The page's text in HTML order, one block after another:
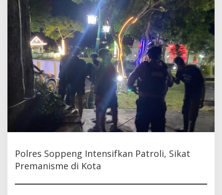
Polres Soppeng Intensifkan Patroli, Sikat
Premanisme di Kota